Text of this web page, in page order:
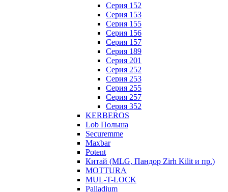
Серия 152
Серия 153
Серия 155
Серия 156
Серия 157
Серия 189
Серия 201
Серия 252
Серия 253
Серия 255
Серия 257
Серия 352
KERBEROS
Lob Польша
Securemme
Maxbar
Potent
Китай (MLG, Пандор Zirh Kilit и пр.)
MOTTURA
MUL-T-LOCK
Palladium